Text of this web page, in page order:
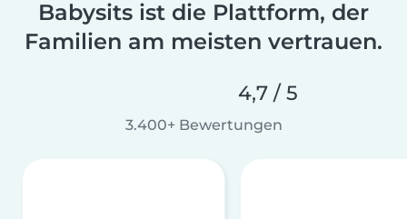
Babysits ist die Plattform, der
Familien am meisten vertrauen.
4,7 / 5
3.400+ Bewertungen